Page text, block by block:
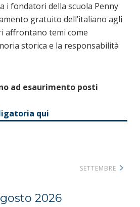
i fondatori della scuola Penny
gratuito dell’italiano agli
affrontano temi come
storica e la responsabilità
ad esaurimento posti
qui
2026
SETTEMBRE